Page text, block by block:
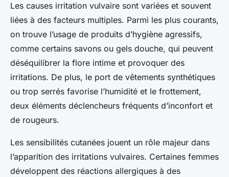
Les causes irritation vulvaire sont variées et souvent
liées à des facteurs multiples. Parmi les plus courants,
on trouve l’usage de produits d’hygiène agressifs,
comme certains savons ou gels douche, qui peuvent
déséquilibrer la flore intime et provoquer des
irritations. De plus, le port de vêtements synthétiques
ou trop serrés favorise l’humidité et le frottement,
deux éléments déclencheurs fréquents d’inconfort et
de rougeurs.
Les sensibilités cutanées jouent un rôle majeur dans
l’apparition des irritations vulvaires. Certaines femmes
développent des réactions allergiques à des